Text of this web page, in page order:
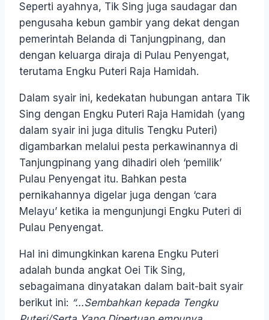
Seperti ayahnya, Tik Sing juga saudagar dan
pengusaha kebun gambir yang dekat dengan
pemerintah Belanda di Tanjungpinang, dan
dengan keluarga diraja di Pulau Penyengat,
terutama Engku Puteri Raja Hamidah.
Dalam syair ini, kedekatan hubungan antara Tik
Sing dengan Engku Puteri Raja Hamidah (yang
dalam syair ini juga ditulis Tengku Puteri)
digambarkan melalui pesta perkawinannya di
Tanjungpinang yang dihadiri oleh ‘pemilik’
Pulau Penyengat itu. Bahkan pesta
pernikahannya digelar juga dengan ‘cara
Melayu’ ketika ia mengunjungi Engku Puteri di
Pulau Penyengat.
Hal ini dimungkinkan karena Engku Puteri
adalah bunda angkat Oei Tik Sing,
sebagaimana dinyatakan dalam bait-bait syair
berikut ini: “…Sembahkan kepada Tengku